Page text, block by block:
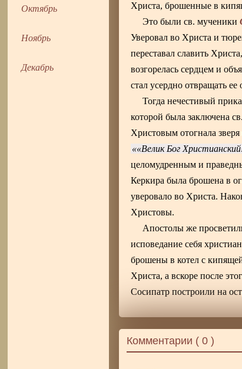
Октябрь
Ноябрь
Декабрь
Христа, брошенные в
Это были св. мученики
Уверовал во Христа и
переставал славить
возгорелась сердцем и
стал усердно отвращать
Тогда нечестивый
которой была заключена
Христовым отогнала
«Велик Бог
целомудренным и
Керкира была брошена в
уверовало во Христа.
Христовы.
Апостолы же
исповедание себя
брошены в котел с
Христа, а вскоре после
Сосипатр построили на
Комментарии (0 )